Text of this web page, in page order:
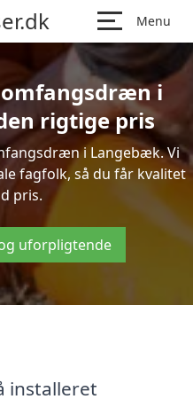
Menu
i
rigtige pris
i Langebæk. Vi
fagfolk, så du får kvalitet
pris.
uforpligtende
installeret